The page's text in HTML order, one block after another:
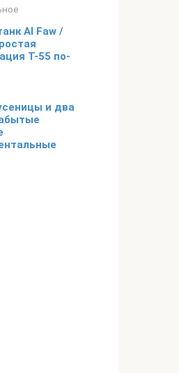
Al Faw /
Т-55 по-
и два